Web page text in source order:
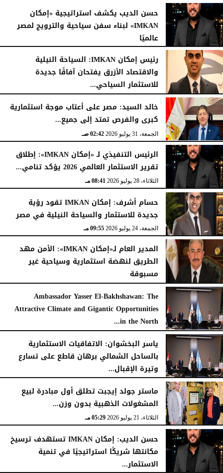
الأربعاء، 5 أغسطس 2026
حسن الديب يكشف استراتيجية «إمكان
IMKAN» لبناء سفن سياحية والترويج لمصر
عالميًا
الإثنين، 3 أغسطس 2026
رئيس إمكان IMKAN: السياحة النيلية
والاقتصاد الأزرق يفتحان آفاقًا جديدة
للاستثمار السياحي...
الأحد، 2 أغسطس 2026 01:37 مـ
خالد السيد: مصر على أعتاب موجة استثمارية
كبرى والفرص تمتد إلى جميع...
الجمعة، 31 يوليو 2026 02:42 صـ
الرئيس التنفيذي لـ «إمكان IMKAN»: إطلاق
تقرير الاستثمار العالمي 2026 يؤكد تنامي...
الثلاثاء، 28 يوليو 2026 08:41 مـ
حسام أشرف: إمكان IMKAN تقود رؤية
جديدة للاستثمار والسياحة النيلية في مصر
الجمعة، 24 يوليو 2026 09:55 مـ
المدير العام لـ«إمكان IMKAN»: الأمن مهد
الطريق لنهضة استثمارية وسياحية غير
مسبوقة
الخميس، 23 يوليو 2026
Ambassador Yasser El-Bakhshawan: The
Attractive Climate and Gigantic Opportunities
in the North...
الأربعاء، 22 يوليو 2026 01:57 صـ
ياسر البخشوان: الاتفاقيات الاستثمارية
بالساحل الشمالي برهان قاطع على تسارع
وتيرة الإقبال...
الثلاثاء، 21 يوليو 2026 05:35 مـ
ماستر جولد إيجبت تطلق أول مبادرة لبيع
المشغولات الذهبية بدون وزن...
الثلاثاء، 21 يوليو 2026 05:29 مـ
حسن الديب: إمكان IMKAN تستهدف ترسيخ
مكانتها شريكًا استراتيجيًا في تنمية
الاستثمار...